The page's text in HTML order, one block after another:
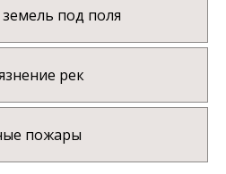
под поля
рек
пожары